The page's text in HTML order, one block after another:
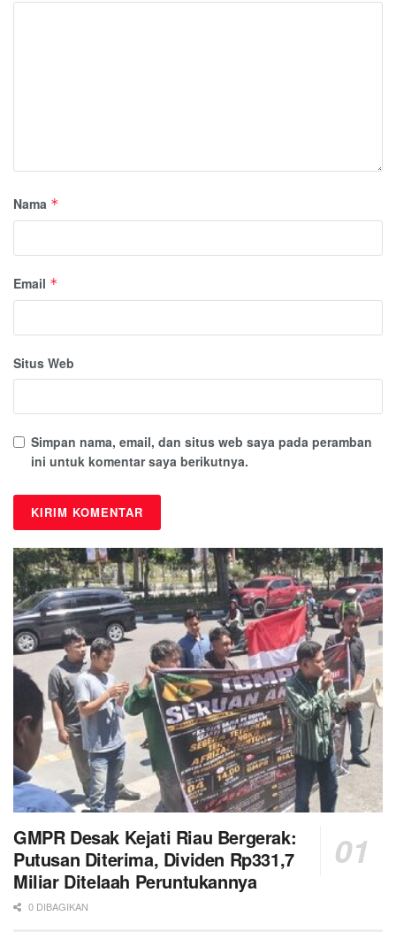
Nama *
Email *
Situs Web
Simpan nama, email, dan situs web saya pada peramban
ini untuk komentar saya berikutnya.
GMPR Desak Kejati Riau Bergerak:
Putusan Diterima, Dividen Rp331,7
Miliar Ditelaah Peruntukannya
0 DIBAGIKAN